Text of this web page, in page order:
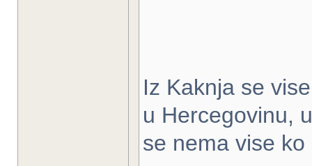
Iz Kaknja se
u Hercegovinu,
se nema vise